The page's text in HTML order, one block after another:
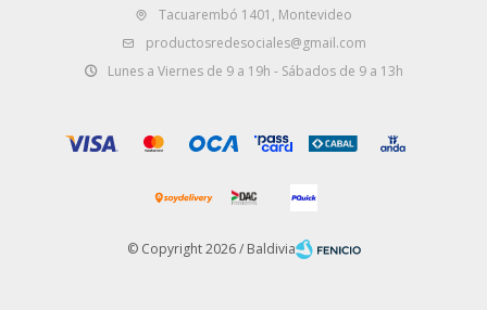
Tacuarembó 1401, Montevideo
productosredesociales@gmail.com
Lunes a Viernes de 9 a 19h - Sábados de 9 a 13h
© Copyright 2026 / Baldivia